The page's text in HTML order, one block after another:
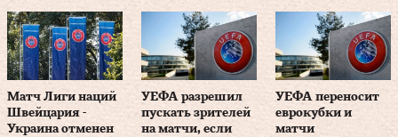
Матч Лиги наций
Швейцария -
Украина отменен
УЕФА разрешил
пускать зрителей
на матчи, если
УЕФА переносит
еврокубки и
матчи